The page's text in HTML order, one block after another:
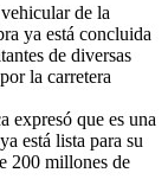
de la
ya está concluida
de diversas
la carretera
expresó que es una
está lista para su
200 millones de